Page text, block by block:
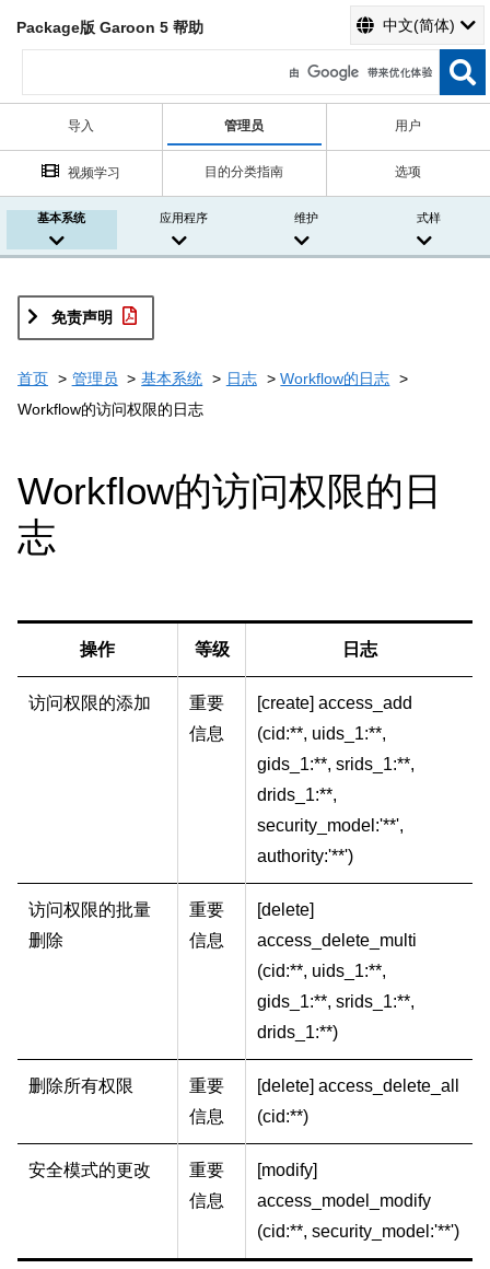
Package版 Garoon 5 帮助 中文(简体)
导入 管理员 用户
视频学习 目的分类指南 选项
基本系统 应用程序 维护 式样
免责声明
首页 管理员 基本系统 日志
Workflow的日志
Workflow的访问权限的日志
Workflow的访问权限的日
志
操作 等级 日志
访问权限的添加
重要
信息
[create] access_add
(cid:**, uids_1:**,
gids_1:**, srids_1:**,
drids_1:**,
security_model:'**',
authority:'**')
访问权限的批量
删除
重要
信息
[delete]
access_delete_multi
(cid:**, uids_1:**,
gids_1:**, srids_1:**,
drids_1:**)
删除所有权限
重要
信息
[delete] access_delete_all
(cid:**)
安全模式的更改
重要
信息
[modify]
access_model_modify
(cid:**, security_model:'**')